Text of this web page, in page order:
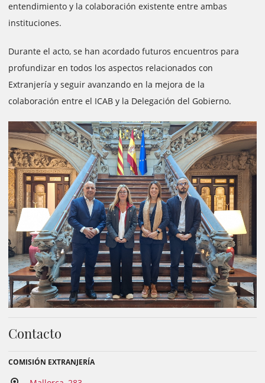
entendimiento y la colaboración existente entre ambas
instituciones.
Durante el acto, se han acordado futuros encuentros para
profundizar en todos los aspectos relacionados con
Extranjería y seguir avanzando en la mejora de la
colaboración entre el ICAB y la Delegación del Gobierno.
Contacto
COMISIÓN EXTRANJERÍA